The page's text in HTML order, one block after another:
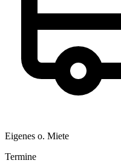
Eigenes o. Miete
Termine